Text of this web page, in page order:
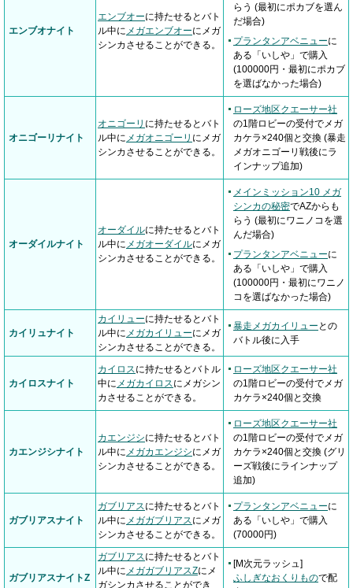
エンブオナイト
エンブオーに持たせるとバト
ル中に メガエンブオーにメガ
シンカさせることができる。
らう (最初にポカブを選ん
だ場合)
プランタンアベニューに
ある「いしや」で購入
(100000円・最初にポカブ
を選ばなかった場合)
オニゴーリナイト
オニゴーリ に持たせるとバト
ル中に メガオニゴーリ にメガ
シンカさせることができる。
ローズ地区クエーサー社
の1階ロビーの受付でメガ
カケラ×240個と交換 (暴走
メガオニゴーリ戦後にラ
インナップ追加)
オーダイルナイト
オーダイルに持たせるとバト
ル中に メガオーダイルにメガ
シンカさせることができる。
メインミッション10 メガ
シンカの秘密でAZからも
らう (最初にワニノコを選
んだ場合)
プランタンアベニューに
ある「いしや」で購入
(100000円・最初にワニノ
コを選ばなかった場合)
カイリュナイト
カイリューに持たせるとバト
ル中に メガカイリューにメガ
シンカさせることができる。
暴走メガカイリュー との
バトル後に入手
カイロスナイト
カイロス に持たせるとバトル
中に メガカイロス にメガシン
カさせることができる。
ローズ地区クエーサー社
の1階ロビーの受付でメガ
カケラ×240個と交換
カエンジシナイト
カエンジシに持たせるとバト
ル中に メガカエンジシにメガ
シンカさせることができる。
ローズ地区クエーサー社
の1階ロビーの受付でメガ
カケラ×240個と交換 (グリ
ーズ戦後にラインナップ
追加)
ガブリアスナイト
ガブリアス に持たせるとバト
ル中に メガガブリアス にメガ
シンカさせることができる。
プランタンアベニューに
ある「いしや」で購入
(70000円)
ガブリアスナイトZ
ガブリアス に持たせるとバト
ル中に メガガブリアスZにメ
ガシンカさせることができ
[M次元ラッシュ]
ふしぎなおくりもので配